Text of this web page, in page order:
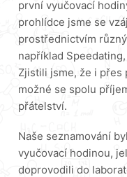
první vyučovací
prohlídce jsme se
prostřednictvím
například
Zjistili jsme, že i přes
možné se spolu
přátelství.
Naše seznamování
vyučovací hodinou,
doprovodili do